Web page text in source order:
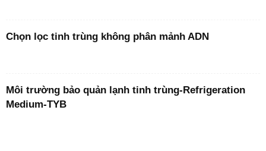
Chọn lọc tinh trùng không phân mảnh ADN
Môi trường bảo quản lạnh tinh trùng-Refrigeration
Medium-TYB